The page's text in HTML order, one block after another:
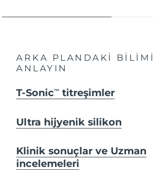
ARKA PLANDAKİ BİLİMİ
ANLAYIN
T-SonicTM titreşimler
Ultra hijyenik silikon
Klinik sonuçlar ve Uzman
incelemeleri